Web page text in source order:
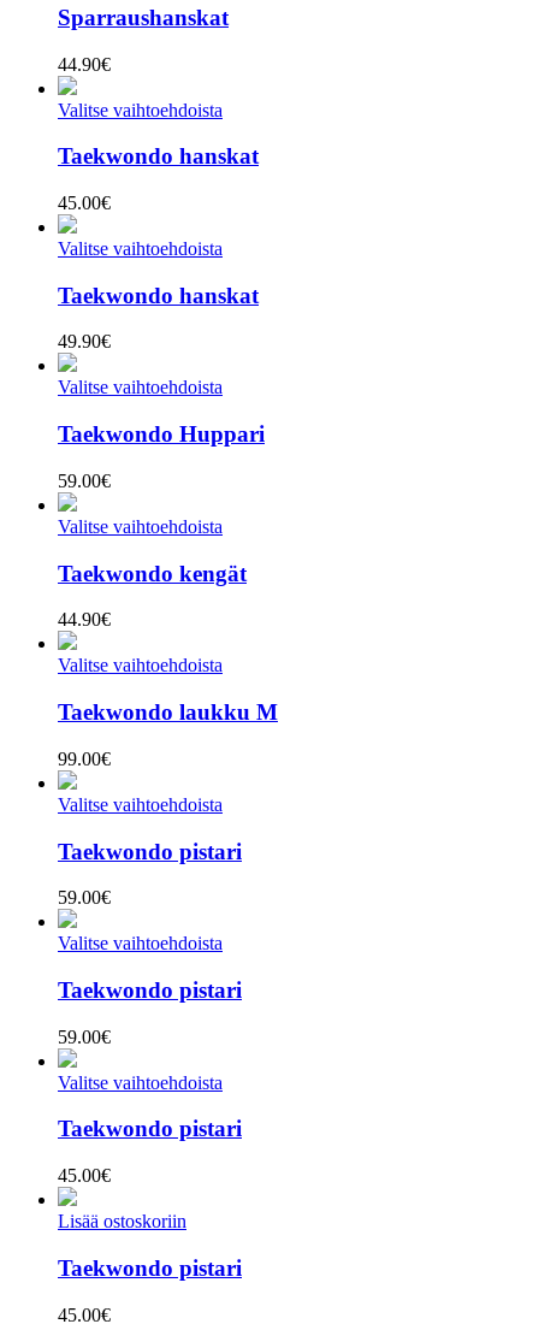
Sparraushanskat
44.90€
Valitse vaihtoehdoista
Taekwondo hanskat
45.00€
Valitse vaihtoehdoista
Taekwondo hanskat
49.90€
Valitse vaihtoehdoista
Taekwondo Huppari
59.00€
Valitse vaihtoehdoista
Taekwondo kengät
44.90€
Valitse vaihtoehdoista
Taekwondo laukku M
99.00€
Valitse vaihtoehdoista
Taekwondo pistari
59.00€
Valitse vaihtoehdoista
Taekwondo pistari
59.00€
Valitse vaihtoehdoista
Taekwondo pistari
45.00€
Lisää ostoskoriin
Taekwondo pistari
45.00€